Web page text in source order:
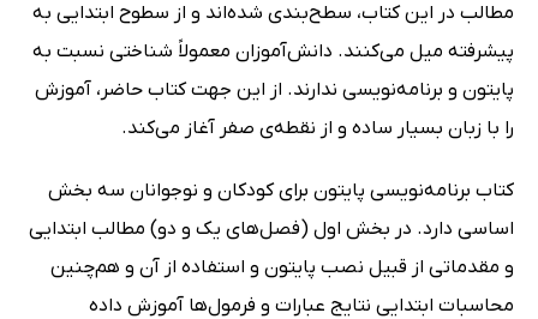
مطالب در این کتاب، سطح‌بندی شده‌اند و از سطوح ابتدایی به
پیشرفته میل می‌کنند. دانش‌آموزان معمولاً شناختی نسبت به
پایتون و برنامه‌نویسی ندارند. از این جهت کتاب حاضر، آموزش
را با زبان بسیار ساده و از نقطه‌ی صفر آغاز می‌کند.
کتاب برنامه‌نویسی پایتون برای کودکان و نوجوانان سه بخش
اساسی دارد. در بخش اول (فصل‌های یک و دو) مطالب ابتدایی
و مقدماتی از قبیل نصب پایتون و استفاده از آن و هم‌چنین
محاسبات ابتدایی نتایج عبارات و فرمول‌ها آموزش داده